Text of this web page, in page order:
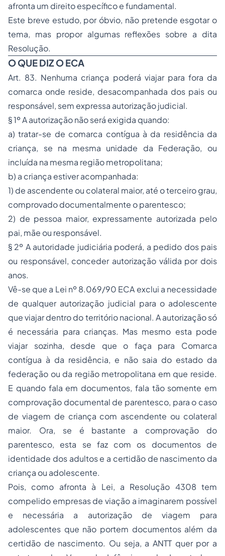
afronta um direito específico e fundamental.
Este breve estudo, por óbvio, não pretende esgotar o
tema, mas propor algumas reflexões sobre a dita
Resolução.
O QUE DIZ O ECA
Art. 83. Nenhuma criança poderá viajar para fora da
comarca onde reside, desacompanhada dos pais ou
responsável, sem expressa autorização judicial.
§ 1º A autorização não será exigida quando:
a) tratar-se de comarca contígua à da residência da
criança, se na mesma unidade da Federação, ou
incluída na mesma região metropolitana;
b) a criança estiver acompanhada:
1) de ascendente ou colateral maior, até o terceiro grau,
comprovado documentalmente o parentesco;
2) de pessoa maior, expressamente autorizada pelo
pai, mãe ou responsável.
§ 2º A autoridade judiciária poderá, a pedido dos pais
ou responsável, conceder autorização válida por dois
anos.
Vê-se que a Lei nº 8.069/90 ECA exclui a necessidade
de qualquer autorização judicial para o adolescente
que viajar dentro do território nacional. A autorização só
é necessária para crianças. Mas mesmo esta pode
viajar sozinha, desde que o faça para Comarca
contígua à da residência, e não saia do estado da
federação ou da região metropolitana em que reside.
E quando fala em documentos, fala tão somente em
comprovação documental de parentesco, para o caso
de viagem de criança com ascendente ou colateral
maior. Ora, se é bastante a comprovação do
parentesco, esta se faz com os documentos de
identidade dos adultos e a certidão de nascimento da
criança ou adolescente.
Pois, como afronta à Lei, a Resolução 4308 tem
compelido empresas de viação a imaginarem possível
e necessária a autorização de viagem para
adolescentes que não portem documentos além da
certidão de nascimento. Ou seja, a ANTT quer por a